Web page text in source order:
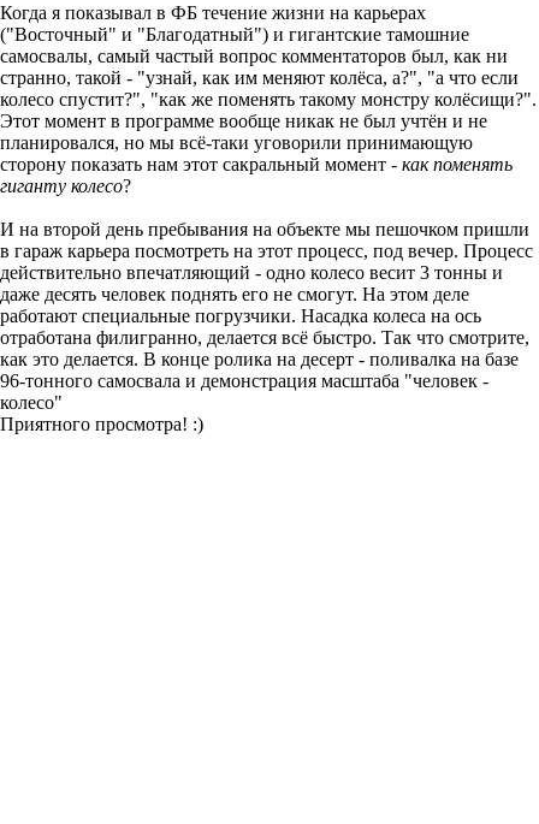
Когда я показывал в ФБ течение жизни на карьерах
("Восточный" и "Благодатный") и гигантские тамошние
самосвалы, самый частый вопрос комментаторов был, как ни
странно, такой - "узнай, как им меняют колёса, а?", "а что если
колесо спустит?", "как же поменять такому монстру колёсищи?".
Этот момент в программе вообще никак не был учтён и не
планировался, но мы всё-таки уговорили принимающую
сторону показать нам этот сакральный момент - как поменять
гиганту колесо?
И на второй день пребывания на объекте мы пешочком пришли
в гараж карьера посмотреть на этот процесс, под вечер. Процесс
действительно впечатляющий - одно колесо весит 3 тонны и
даже десять человек поднять его не смогут. На этом деле
работают специальные погрузчики. Насадка колеса на ось
отработана филигранно, делается всё быстро. Так что смотрите,
как это делается. В конце ролика на десерт - поливалка на базе
96-тонного самосвала и демонстрация масштаба "человек -
колесо"
Приятного просмотра! :)